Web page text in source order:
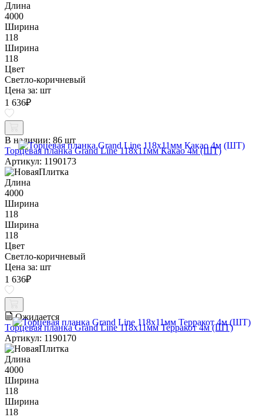
Длина
4000
Ширина
118
Ширина
118
Цвет
Светло-коричневый
Цена за: шт
1 636₽
В наличии: 86 шт
Торцевая планка Grand Line 118х11мм Какао 4м (ШТ)
Артикул: 1190173
Длина
4000
Ширина
118
Ширина
118
Цвет
Светло-коричневый
Цена за: шт
1 636₽
Ожидается
Торцевая планка Grand Line 118х11мм Терракот 4м (ШТ)
Артикул: 1190170
Длина
4000
Ширина
118
Ширина
118